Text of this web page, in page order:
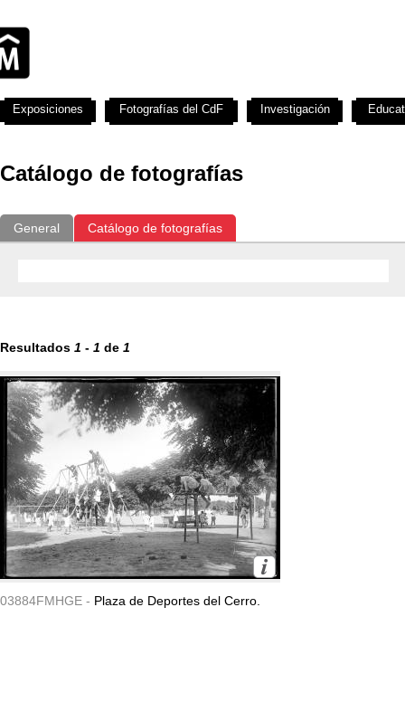
Catálogo de fotografías
General Catálogo de fotografías
Resultados 1 - 1 de 1
03884FMHGE - Plaza de Deportes del Cerro.
Exposiciones Fotografías del CdF Investigación